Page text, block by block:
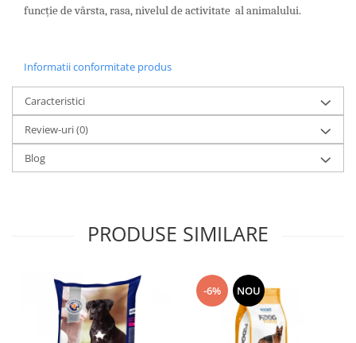
funcție de vârsta, rasa, nivelul de activitate al animalului.
Informatii conformitate produs
Caracteristici
Review-uri(0)
Blog
PRODUSE SIMILARE
-6% NOU